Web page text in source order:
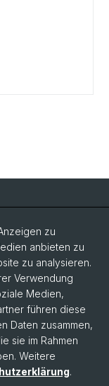
zu
anbieten zu
zu analysieren.
Verwendung
Medien,
führen diese
Daten zusammen,
sie im Rahmen
Weitere
.